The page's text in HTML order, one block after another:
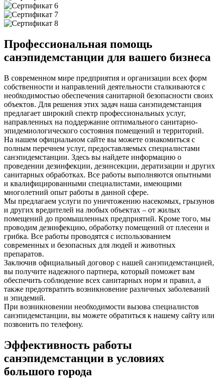
Профессиональная помощь
санэпидемстанции для вашего бизнеса
В современном мире предприятия и организации всех форм
собственности и направлений деятельности сталкиваются с
необходимостью обеспечения санитарной безопасности своих
объектов. Для решения этих задач наша санэпидемстанция
предлагает широкий спектр профессиональных услуг,
направленных на поддержание оптимального санитарно-
эпидемиологического состояния помещений и территорий.
На нашем официальном сайте вы можете ознакомиться с
полным перечнем услуг, предоставляемых специалистами
санэпидемстанции. Здесь вы найдете информацию о
проведении дезинфекции, дезинсекции, дератизации и других
санитарных обработках. Все работы выполняются опытными
и квалифицированными специалистами, имеющими
многолетний опыт работы в данной сфере.
Мы предлагаем услуги по уничтожению насекомых, грызунов
и других вредителей на любых объектах – от жилых
помещений до промышленных предприятий. Кроме того, мы
проводим дезинфекцию, обработку помещений от плесени и
грибка. Все работы проводятся с использованием
современных и безопасных для людей и животных
препаратов.
Заключив официальный договор с нашей санэпидемстанцией,
вы получите надежного партнера, который поможет вам
обеспечить соблюдение всех санитарных норм и правил, а
также предотвратить возникновение различных заболеваний
и эпидемий.
При возникновении необходимости вызова специалистов
санэпидемстанции, вы можете обратиться к нашему сайту или
позвонить по телефону.
Эффективность работы
санэпидемстанции в условиях
большого города